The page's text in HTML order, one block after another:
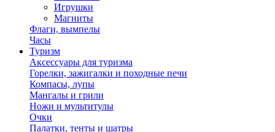
Игрушки
Магниты
Флаги, вымпелы
Часы
Туризм
Аксессуары для туризма
Горелки, зажигалки и походные печи
Компасы, лупы
Мангалы и грили
Ножи и мультитулы
Очки
Палатки, тенты и шатры